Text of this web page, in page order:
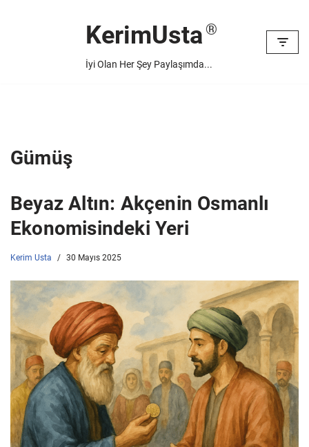
KerimUsta
İyi Olan Her Şey Paylaşımda...
Gümüş
Beyaz Altın: Akçenin Osmanlı
Ekonomisindeki Yeri
Kerim Usta 30 Mayıs 2025